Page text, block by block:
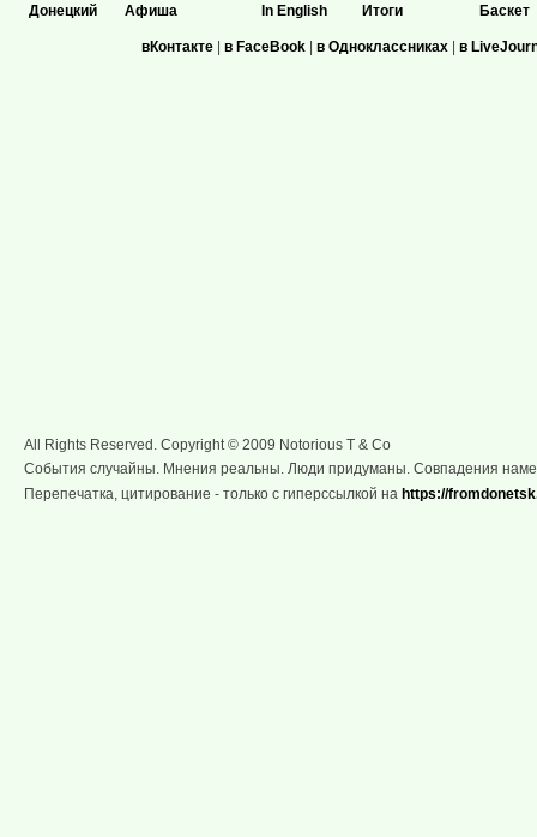
Донецкий
Афиша
In English
Итоги
Баскет
вКонтакте | в FaceBook | в Одноклассниках | в
All Rights Reserved. Copyright © 2009 Notorious T & Co
События случайны. Мнения реальны. Люди придуманы. Совпадения
Перепечатка, цитирование - только с гиперссылкой на https://